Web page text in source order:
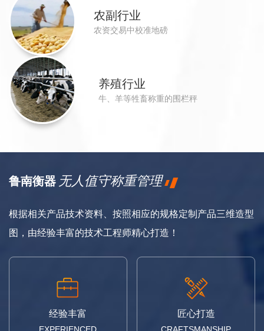
农副行业
农资交易中校准地磅
养殖行业
牛、羊等牲畜称重的围栏秤
鲁南衡器 无人值守称重管理
根据相关产品技术资料、按照相应的规格定制产品三维造型
图，由经验丰富的技术工程师精心打造！
经验丰富 匠心打造